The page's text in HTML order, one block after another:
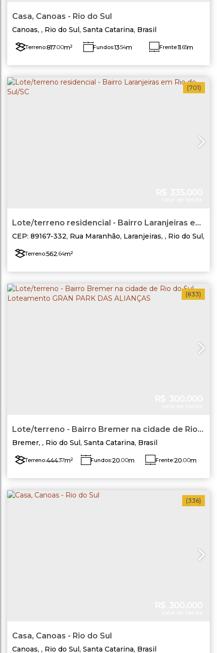
Casa, Canoas - Rio do Sul
Canoas , Rio do Sul, Santa Catarina, Brasil
Terreno:817.00m² Fundos:13.54m Frente:11.65m
Lado Direito:73.66m
(701)
Lote/terreno residencial - Bairro Laranjeiras em
Rio do Sul/SC
CEP: 89167-332, Rua Maranhão, Laranjeiras , Rio do Sul,
Terreno:562.64m²
(833)
Lote/terreno - Bairro Bremer na cidade de Rio
do Sul - Loteamento GRAN PARK DAS
ALIANÇAS
Bremer , Rio do Sul, Santa Catarina, Brasil
Terreno:444.37m² Fundos:20.00m Frente:20.00m
Lado Direito:22.22m
(336)
Casa, Canoas - Rio do Sul
Canoas , Rio do Sul, Santa Catarina, Brasil